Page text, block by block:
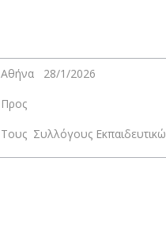
Αθήνα 28/1/2026
Προς
Τους Συλλόγους